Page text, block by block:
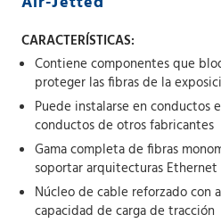
CARACTERÍSTICAS:
Contiene componentes que
proteger las fibras de la
Puede instalarse en conductos
conductos de otros fabricantes
Gama completa de fibras
soportar arquitecturas Ethernet
Núcleo de cable reforzado con
capacidad de carga de tracción